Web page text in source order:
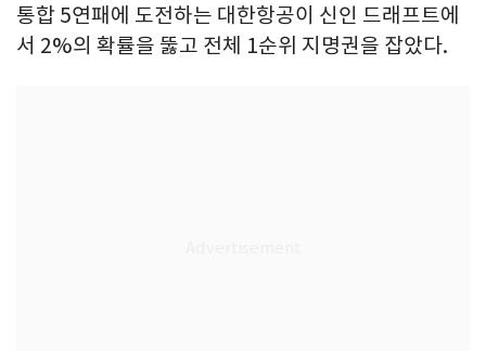
통합 5연패에 도전하는 대한항공이 신인 드래프트에
서 2%의 확률을 뚫고 전체 1순위 지명권을 잡았다.